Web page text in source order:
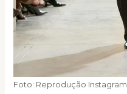
Foto: Reprodução Instagram